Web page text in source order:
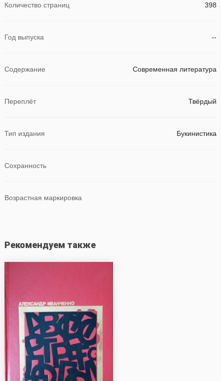
Количество страниц 398
Год выпуска --
Содержание Современная литература
Переплёт Твёрдый
Тип издания Букинистика
Сохранность
Возрастная маркировка
Рекомендуем также